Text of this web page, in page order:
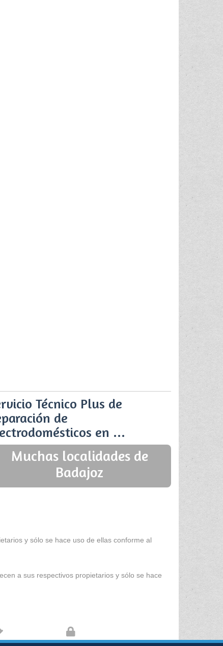
Técnico Plus de
de
en ...
Muchas localidades de
Badajoz
y sólo se hace uso de ellas conforme al
a sus respectivos propietarios y sólo se hace